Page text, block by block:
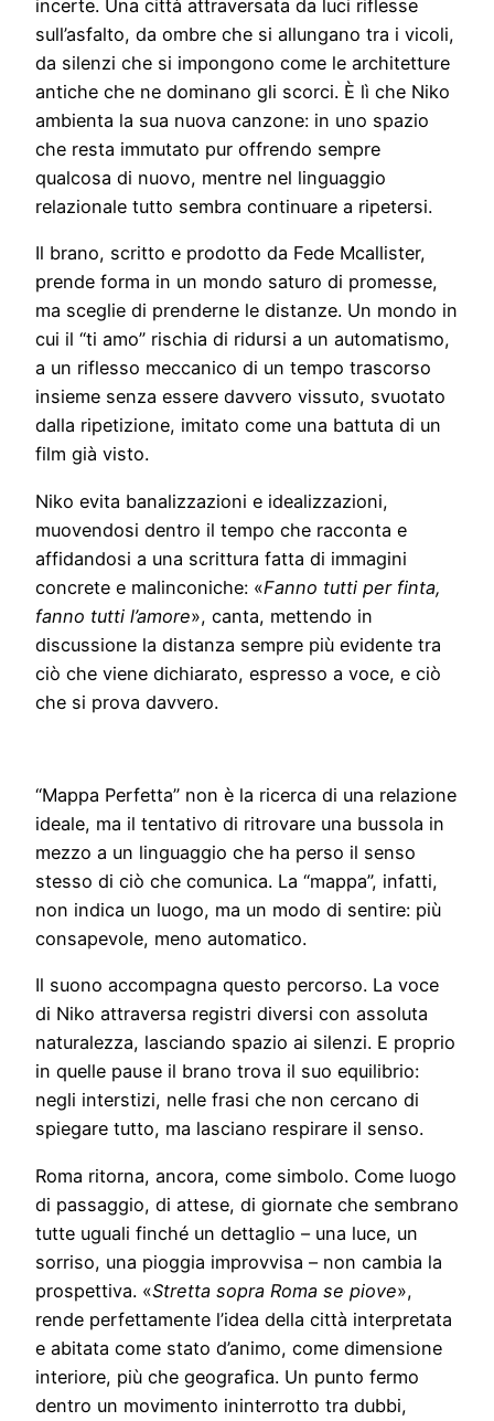
incerte. Una città attraversata da luci riflesse
sull’asfalto, da ombre che si allungano tra i vicoli,
da silenzi che si impongono come le architetture
antiche che ne dominano gli scorci. È lì che Niko
ambienta la sua nuova canzone: in uno spazio
che resta immutato pur offrendo sempre
qualcosa di nuovo, mentre nel linguaggio
relazionale tutto sembra continuare a ripetersi.
Il brano, scritto e prodotto da Fede Mcallister,
prende forma in un mondo saturo di promesse,
ma sceglie di prenderne le distanze. Un mondo in
cui il “ti amo” rischia di ridursi a un automatismo,
a un riflesso meccanico di un tempo trascorso
insieme senza essere davvero vissuto, svuotato
dalla ripetizione, imitato come una battuta di un
film già visto.
Niko evita banalizzazioni e idealizzazioni,
muovendosi dentro il tempo che racconta e
affidandosi a una scrittura fatta di immagini
concrete e malinconiche: «Fanno tutti per finta,
fanno tutti l’amore», canta, mettendo in
discussione la distanza sempre più evidente tra
ciò che viene dichiarato, espresso a voce, e ciò
che si prova davvero.
“Mappa Perfetta” non è la ricerca di una relazione
ideale, ma il tentativo di ritrovare una bussola in
mezzo a un linguaggio che ha perso il senso
stesso di ciò che comunica. La “mappa”, infatti,
non indica un luogo, ma un modo di sentire: più
consapevole, meno automatico.
Il suono accompagna questo percorso. La voce
di Niko attraversa registri diversi con assoluta
naturalezza, lasciando spazio ai silenzi. E proprio
in quelle pause il brano trova il suo equilibrio:
negli interstizi, nelle frasi che non cercano di
spiegare tutto, ma lasciano respirare il senso.
Roma ritorna, ancora, come simbolo. Come luogo
di passaggio, di attese, di giornate che sembrano
tutte uguali finché un dettaglio – una luce, un
sorriso, una pioggia improvvisa – non cambia la
prospettiva. «Stretta sopra Roma se piove»,
rende perfettamente l’idea della città interpretata
e abitata come stato d’animo, come dimensione
interiore, più che geografica. Un punto fermo
dentro un movimento ininterrotto tra dubbi,